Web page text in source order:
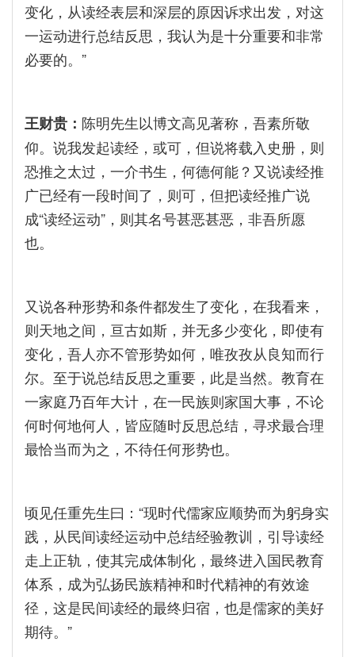
变化，从读经表层和深层的原因诉求出发，对这
一运动进行总结反思，我认为是十分重要和非常
必要的。”
王财贵： 陈明先生以博文高见著称，吾素所敬
仰。说我发起读经，或可，但说将载入史册，则
恐推之太过，一介书生，何德何能？又说读经推
广已经有一段时间了，则可，但把读经推广说
成“读经运动”，则其名号甚恶甚恶，非吾所愿
也。
又说各种形势和条件都发生了变化，在我看来，
则天地之间，亘古如斯，并无多少变化，即使有
变化，吾人亦不管形势如何，唯孜孜从良知而行
尔。至于说总结反思之重要，此是当然。教育在
一家庭乃百年大计，在一民族则家国大事，不论
何时何地何人，皆应随时反思总结，寻求最合理
最恰当而为之，不待任何形势也。
顷见任重先生曰：“现时代儒家应顺势而为躬身实
践，从民间读经运动中总结经验教训，引导读经
走上正轨，使其完成体制化，最终进入国民教育
体系，成为弘扬民族精神和时代精神的有效途
径，这是民间读经的最终归宿，也是儒家的美好
期待。”